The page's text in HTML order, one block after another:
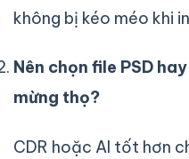
không bị kéo méo khi
Nên chọn file PSD
mừng thọ?
CDR hoặc AI tốt hơn